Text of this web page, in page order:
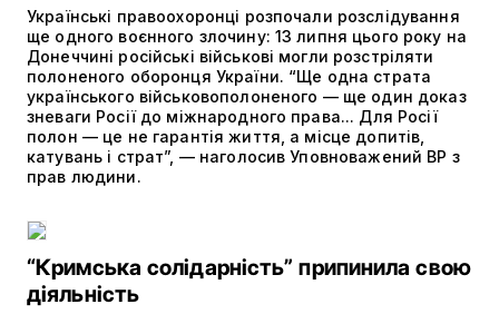
Українські правоохоронці розпочали розслідування
ще одного воєнного злочину: 13 липня цього року на
Донеччині російські військові могли розстріляти
полоненого оборонця України. “Ще одна страта
українського військовополоненого — ще один доказ
зневаги Росії до міжнародного права... Для Росії
полон — це не гарантія життя, а місце допитів,
катувань і страт”, — наголосив Уповноважений ВР з
прав людини.
“Кримська солідарність” припинила свою
діяльність